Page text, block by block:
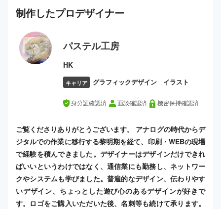
制作したプロデザイナー
パステル工房
HK
キャリア グラフィックデザイン イラスト
身分証確認済 面談確認済 機密保持確認済
ご覧くださりありがとうございます。 アナログの時代からデ
ジタルでの作業に移行する黎明期を経て、印刷・WEBの現場
で経験を積んできました。デザイナーはデザインだけできれ
ばいいというわけではなく、通信業にも勤務し、ネットワー
クやシステムも学びました。普遍的なデザイン、伝わりやす
いデザイン、ちょっとした遊び心のあるデザインが好きで
す。ロゴをご購入いただいた後、名刺等も続けて承ります。